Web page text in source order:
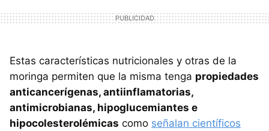
Estas características nutricionales y otras de la
moringa permiten que la misma tenga propiedades
anticancerígenas, antiinflamatorias,
antimicrobianas, hipoglucemiantes e
hipocolesterolémicas como señalan científicos